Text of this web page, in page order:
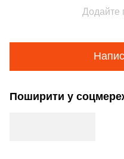
Додайте
Поширити у